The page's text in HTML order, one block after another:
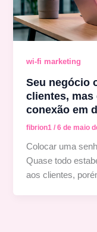
wi-fi marketing
Seu negócio
clientes,
conexão em
fibrion1/6 de maio
Colocar uma
Quase todo
aos clientes,